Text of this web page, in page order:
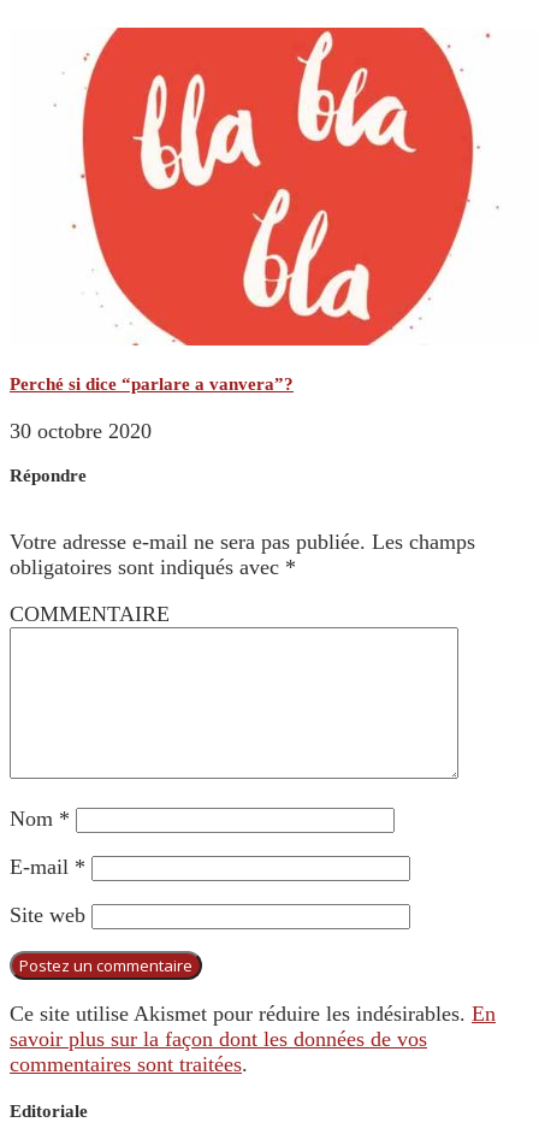
Perché si dice “parlare a vanvera”?
30 octobre 2020
Répondre
Votre adresse e-mail ne sera pas publiée. Les champs
obligatoires sont indiqués avec *
COMMENTAIRE
Nom *
E-mail *
Site web
Ce site utilise Akismet pour réduire les indésirables. En
savoir plus sur la façon dont les données de vos
commentaires sont traitées.
Editoriale